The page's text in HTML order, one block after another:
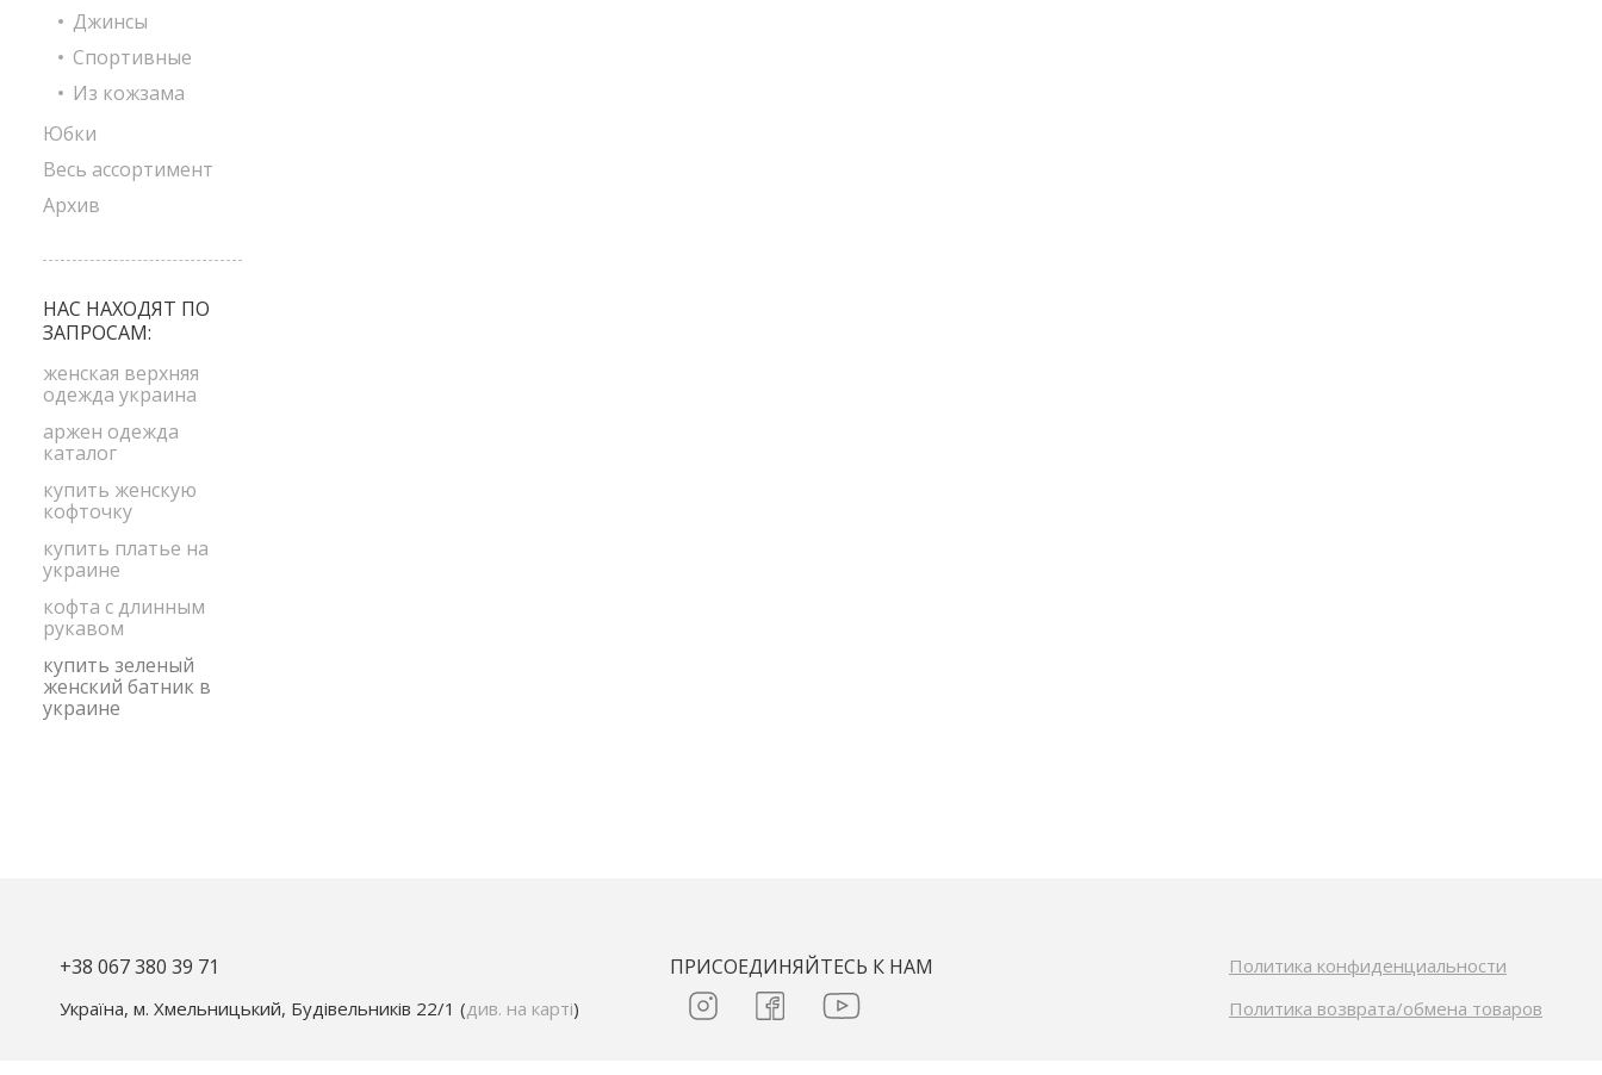
Джинсы
Спортивные
Из кожзама
Юбки
Весь ассортимент
Архив
НАС НАХОДЯТ ПО
ЗАПРОСАМ:
женская верхняя
одежда украина
аржен одежда
каталог
купить женскую
кофточку
купить платье на
украине
кофта с длинным
рукавом
купить зеленый
женский батник в
украине
+38 067 380 39 71
Україна, м. Хмельницький, Будівельників 22/1 (див. на карті)
ПРИСОЕДИНЯЙТЕСЬ К НАМ
Политика конфиденциальности
Политика возврата/обмена товаров